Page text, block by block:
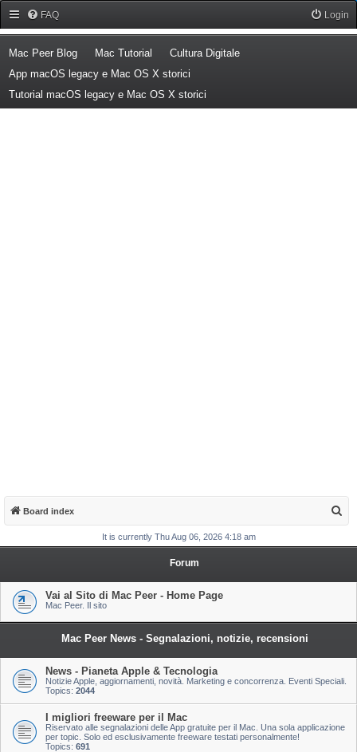
FAQ Login
Mac Peer Blog(Opens a new tab)
Mac Tutorial (Opens a new tab)
Cultura Digitale(Opens a new tab)
App macOS legacy e Mac OS X storici
Tutorial macOS legacy e Mac OS X storici
Board index
a
It is currently Thu Aug 06, 2026 4:18 am
Forum
Vai al Sito di Mac Peer - Home Page
Mac Peer. Il sito
Mac Peer News - Segnalazioni, notizie, recensioni
News - Pianeta Apple & Tecnologia
Notizie Apple, aggiornamenti, novità. Marketing e concorrenza. Eventi Speciali.
Topics: 2044
I migliori freeware per il Mac
Riservato alle segnalazioni delle App gratuite per il Mac. Una sola applicazione
per topic. Solo ed esclusivamente freeware testati personalmente!
Topics: 691